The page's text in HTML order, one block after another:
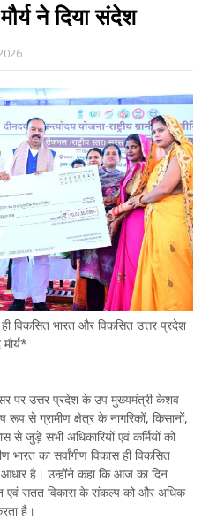
ने दिया संदेश
विकसित भारत और विकसित उत्तर प्रदेश
पर उत्तर प्रदेश के उप मुख्यमंत्री केशव
रूप से ग्रामीण क्षेत्र के नागरिकों, किसानों,
से जुड़े सभी अधिकारियों एवं कर्मियों को
भारत का सर्वांगीण विकास ही विकसित
है। उन्होंने कहा कि आज का दिन
एवं सतत विकास के संकल्प को और अधिक
है।